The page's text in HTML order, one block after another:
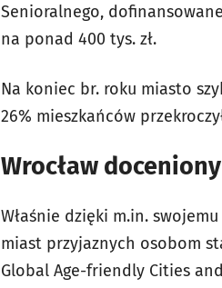
Senioralnego,
na ponad 400 tys. zł.
Na koniec br. roku miasto
26% mieszkańców
Wrocław doceniony
Właśnie dzięki m.in.
miast przyjaznych osobom
Global Age-friendly Cities